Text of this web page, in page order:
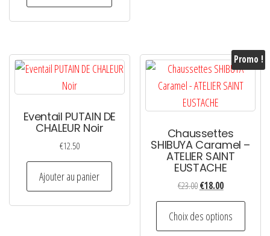
Eventail PUTAIN DE
CHALEUR Noir
€12.50
Ajouter au panier
Promo !
Chaussettes
SHIBUYA Caramel –
ATELIER SAINT
EUSTACHE
€23.00 Le
prix
initial
était :
€18.00Le
prix
actuel
est :
Choix des options
Ce